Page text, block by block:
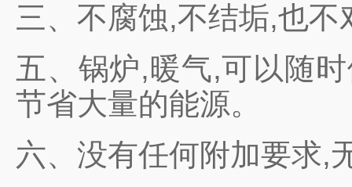
三、不腐蚀,不结垢,也
五、锅炉,暖气,可以随
节省大量的能源。
六、没有任何附加要求,